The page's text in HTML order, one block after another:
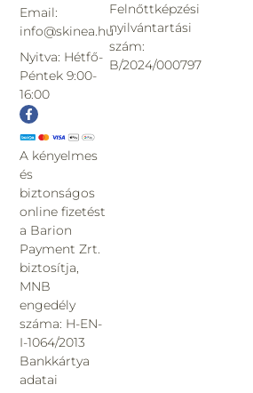
Felnőttképzési
nyilvántartási
szám:
B/2024/000797
Email:
info@skinea.hu
Nyitva: Hétfő-
Péntek 9:00-
16:00
A kényelmes
és
biztonságos
online fizetést
a Barion
Payment Zrt.
biztosítja,
MNB
engedély
száma: H-EN-
I-1064/2013
Bankkártya
adatai